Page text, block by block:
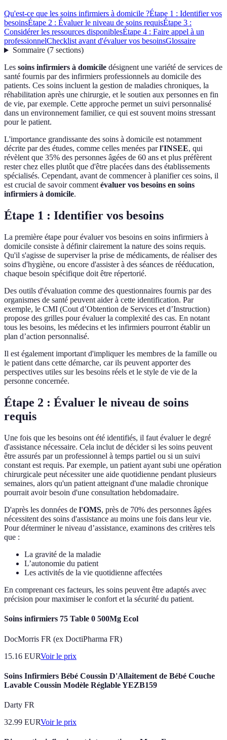
Qu'est-ce que les soins infirmiers à domicile ?Étape 1 : Identifier vos
besoinsÉtape 2 : Évaluer le niveau de soins requisÉtape 3 :
Considérer les ressources disponiblesÉtape 4 : Faire appel à un
professionnelChecklist avant d'évaluer vos besoinsGlossaire
Sommaire(7 sections)
Les soins infirmiers à domicile désignent une variété de services de
santé fournis par des infirmiers professionnels au domicile des
patients. Ces soins incluent la gestion de maladies chroniques, la
réhabilitation après une chirurgie, et le soutien aux personnes en fin
de vie, par exemple. Cette approche permet un suivi personnalisé
dans un environnement familier, ce qui est souvent moins stressant
pour le patient.
L'importance grandissante des soins à domicile est notamment
décrite par des études, comme celles menées parl'INSEE, qui
révèlent que 35% des personnes âgées de 60 ans et plus préfèrent
rester chez elles plutôt que d'être placées dans des établissements
spécialisés. Cependant, avant de commencer à planifier ces soins, il
est crucial de savoir commentévaluer vos besoins en soins
infirmiers à domicile.
Étape 1 : Identifier vos besoins
La première étape pour évaluer vos besoins en soins infirmiers à
domicile consiste à définir clairement la nature des soins requis.
Qu'il s'agisse de superviser la prise de médicaments, de réaliser des
soins d'hygiène, ou encore d'assister à des séances de rééducation,
chaque besoin spécifique doit être répertorié.
Des outils d'évaluation comme des questionnaires fournis par des
organismes de santé peuvent aider à cette identification. Par
exemple, le CMI (Cout d’Obtention de Services et d’Instruction)
propose des grilles pour évaluer la complexité des cas. En notant
tous les besoins, les médecins et les infirmiers pourront établir un
plan d’action personnalisé.
Il est également important d'impliquer les membres de la famille ou
le patient dans cette démarche, car ils peuvent apporter des
perspectives utiles sur les besoins réels et le style de vie de la
personne concernée.
Étape 2 : Évaluer le niveau de soins
requis
Une fois que les besoins ont été identifiés, il faut évaluer le degré
d'assistance nécessaire. Cela inclut de décider si les soins peuvent
être assurés par un professionnel à temps partiel ou si un suivi
constant est requis. Par exemple, un patient ayant subi une opération
chirurgicale peut nécessiter une aide quotidienne pendant plusieurs
semaines, alors qu'un patient atteignant d'une maladie chronique
pourrait avoir besoin d'une consultation hebdomadaire.
D'après les données de l'OMS, près de 70% des personnes âgées
nécessitent des soins d'assistance au moins une fois dans leur vie.
Pour déterminer le niveau d’assistance, examinons des critères tels
que :
La gravité de la maladie
L’autonomie du patient
Les activités de la vie quotidienne affectées
En comprenant ces facteurs, les soins peuvent être adaptés avec
précision pour maximiser le confort et la sécurité du patient.
Soins infirmiers 75 Table 0 500Mg Ecol
DocMorris FR (ex DoctiPharma FR)
15.16 EURVoir le prix
Soins Infirmiers Bébé Coussin D'Allaitement de Bébé Couche
Lavable Coussin Modèle Réglable YEZB159
Darty FR
32.99 EURVoir le prix